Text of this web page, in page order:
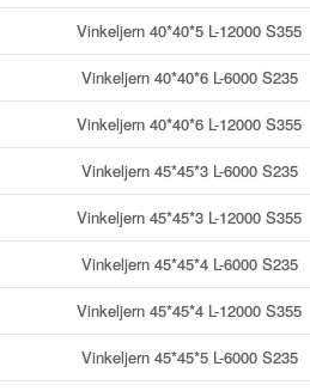
Vinkeljern 40*40*5 L-12000 S355
Vinkeljern 40*40*6 L-6000 S235
Vinkeljern 40*40*6 L-12000 S355
Vinkeljern 45*45*3 L-6000 S235
Vinkeljern 45*45*3 L-12000 S355
Vinkeljern 45*45*4 L-6000 S235
Vinkeljern 45*45*4 L-12000 S355
Vinkeljern 45*45*5 L-6000 S235